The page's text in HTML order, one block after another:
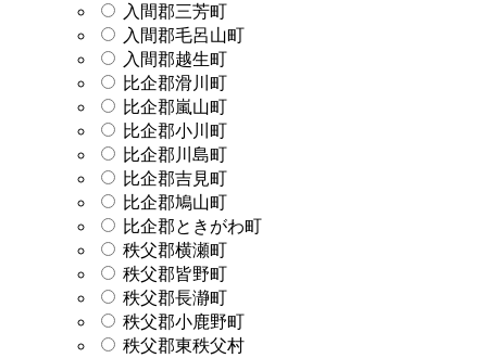
入間郡三芳町
入間郡毛呂山町
入間郡越生町
比企郡滑川町
比企郡嵐山町
比企郡小川町
比企郡川島町
比企郡吉見町
比企郡鳩山町
比企郡ときがわ町
秩父郡横瀬町
秩父郡皆野町
秩父郡長瀞町
秩父郡小鹿野町
秩父郡東秩父村